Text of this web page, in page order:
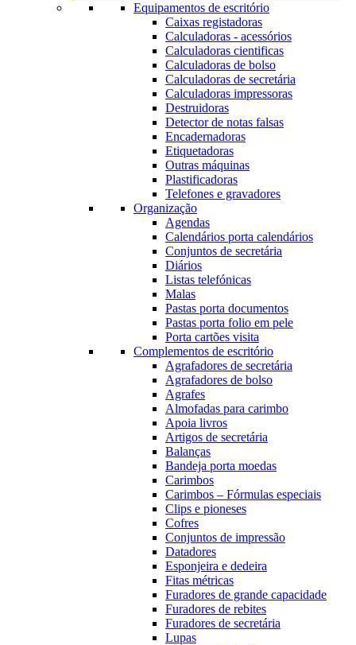
Equipamentos de escritório
Caixas registadoras
Calculadoras - acessórios
Calculadoras cientificas
Calculadoras de bolso
Calculadoras de secretária
Calculadoras impressoras
Destruidoras
Detector de notas falsas
Encadernadoras
Etiquetadoras
Outras máquinas
Plastificadoras
Telefones e gravadores
Organização
Agendas
Calendários porta calendários
Conjuntos de secretária
Diários
Listas telefónicas
Malas
Pastas porta documentos
Pastas porta folio em pele
Porta cartões visita
Complementos de escritório
Agrafadores de secretária
Agrafadores de bolso
Agrafes
Almofadas para carimbo
Apoia livros
Artigos de secretária
Balanças
Bandeja porta moedas
Carimbos
Carimbos – Fórmulas especiais
Clips e pioneses
Cofres
Conjuntos de impressão
Datadores
Esponjeira e dedeira
Fitas métricas
Furadores de grande capacidade
Furadores de rebites
Furadores de secretária
Lupas